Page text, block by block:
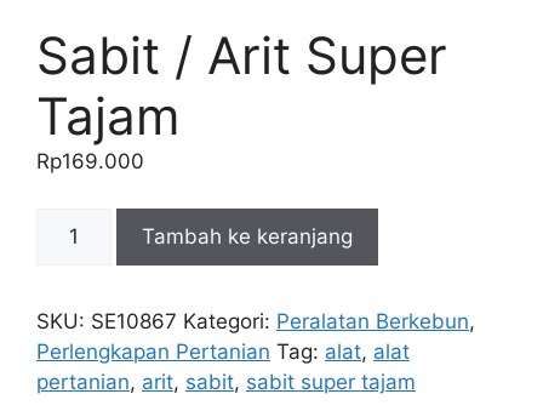
Sabit / Arit Super
Tajam
Rp169.000
Sabit
Arit
Super
Tajam
Tambah ke keranjang
SKU: SE10867 Kategori: Peralatan Berkebun,
Perlengkapan Pertanian Tag: alat, alat
pertanian, arit, sabit, sabit super tajam